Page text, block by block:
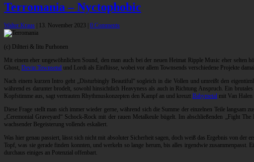
Terromania – Nyctophobic
Walter Kraus 13. November 2023 0 Comments
(c) Diltteri & Iitu Purhonen
Mit einem eher ungewöhnlichen Sound, den man auch bei der neuen Heimat Ripple Music eher selten
Ghost, Devin Townsend und Lordi als Einflüsse, wobei vor allem Townsends verschiedene Projekte
Nach einem kurzen Intro geht „Disturbingly Beautiful“ sogleich in die Vollen und umreißt den
während es darunter brodelt, sowohl hinsichtlich Heavyness als auch in Richtung Anspruch. Ein
Kopfstimme aus, sagt vertrauten Rhythmuskonzepten den Kampf an und kreuzt Babymetal mit Van Halen
Diese Frage stellt man sich immer wieder gerne, während sich die Summe der einzelnen Teile
„Ceremonial Graveyard“ Schock-Rock mit der rauen Metalkeule bügelt. Im abschließenden „Fight
wachsender Begeisterung vollends eskaliert.
Was hier genau passiert, lässt sich nicht mit absoluter Sicherheit sagen, doch weiß das Ergebnis von
Topf, was sie gerade finden konnten, und werkeln so lange herum, bis alles irgendwie
durchaus einiges an Potenzial offenbart.